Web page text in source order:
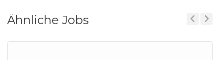
Ähnliche Jobs